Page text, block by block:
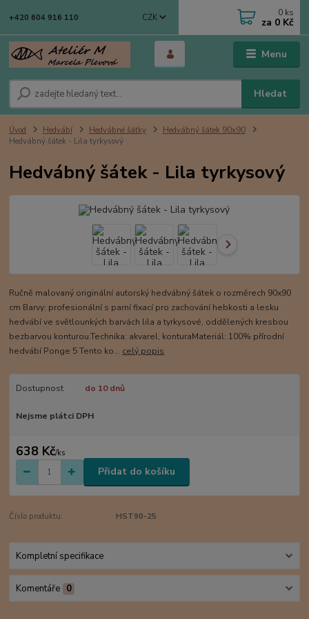
Menu
CZK
Hledat
+420 604 916 110 0 ks
za 0 Kč
Úvod Hedvábí Hedvábné šátky
Hedvábný šátek 90x90
Hedvábný šátek - Lila tyrkysový
Hedvábný šátek - Lila tyrkysový
Ručně malovaný originální autorský hedvábný šátek o rozměrech 90x90
cm Barvy: profesionální s parní fixací pro zachování hebkosti a lesku
hedvábí ve světlounkých barvách lila a tyrkysové, oddělených kresbou
bezbarvou konturou.Technika: akvarel, konturaMateriál: 100% přírodní
hedvábí Ponge 5 Tento ko... celý popis
Dostupnost do 10 dnů
Nejsme plátci DPH
638 Kč/ks
Přidat do košíku
Číslo produktu: HST90-25
Kompletní specifikace
Komentáře 0